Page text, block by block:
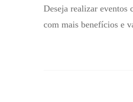
Deseja realizar eventos
com mais benefícios e